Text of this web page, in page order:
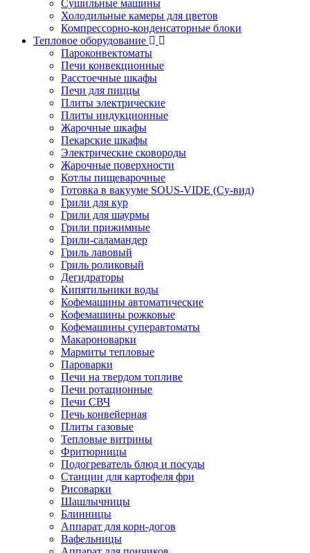
Сушильные машины
Холодильные камеры для цветов
Компрессорно-конденсаторные блоки
Тепловое оборудование
Пароконвектоматы
Печи конвекционные
Расстоечные шкафы
Печи для пиццы
Плиты электрические
Плиты индукционные
Жарочные шкафы
Пекарские шкафы
Электрические сковороды
Жарочные поверхности
Котлы пищеварочные
Готовка в вакууме SOUS-VIDE (Су-вид)
Грили для кур
Грили для шаурмы
Грили прижимные
Грили-саламандер
Гриль лавовый
Гриль роликовый
Дегидраторы
Кипятильники воды
Кофемашины автоматические
Кофемашины рожковые
Кофемашины суперавтоматы
Макароноварки
Мармиты тепловые
Пароварки
Печи на твердом топливе
Печи ротационные
Печи СВЧ
Печь конвейерная
Плиты газовые
Тепловые витрины
Фритюрницы
Подогреватель блюд и посуды
Станции для картофеля фри
Рисоварки
Шашлычницы
Блинницы
Аппарат для корн-догов
Вафельницы